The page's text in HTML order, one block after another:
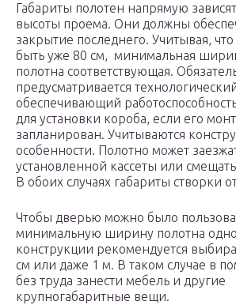
Габариты полотен напрямую
высоты проема. Они должны
закрытие последнего. Учитывая,
быть уже 80 см, минимальная
полотна соответствующая.
предусматривается
обеспечивающий
для установки короба, если его
запланирован. Учитываются
особенности. Полотно может
установленной кассеты или
В обоих случаях габариты створки
Чтобы дверью можно было
минимальную ширину полотна
конструкции рекомендуется
см или даже 1 м. В таком случае в
без труда занести мебель и другие
крупногабаритные вещи.